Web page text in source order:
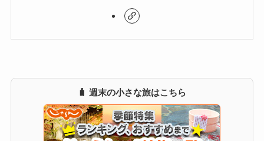
🧳 週末の小さな旅はこちら